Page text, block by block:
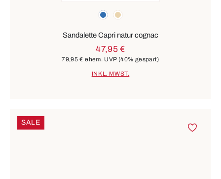
blau beige
Sandalette Capri natur cognac
47,95 €
79,95 € ehem. UVP (40% gespart)
INKL. MWST.
SALE